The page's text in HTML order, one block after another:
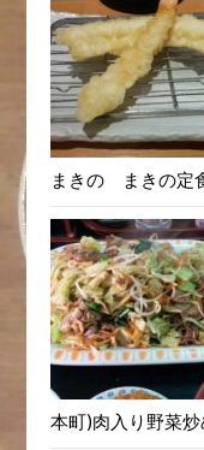
まきの まきの定
本町)肉入り野菜